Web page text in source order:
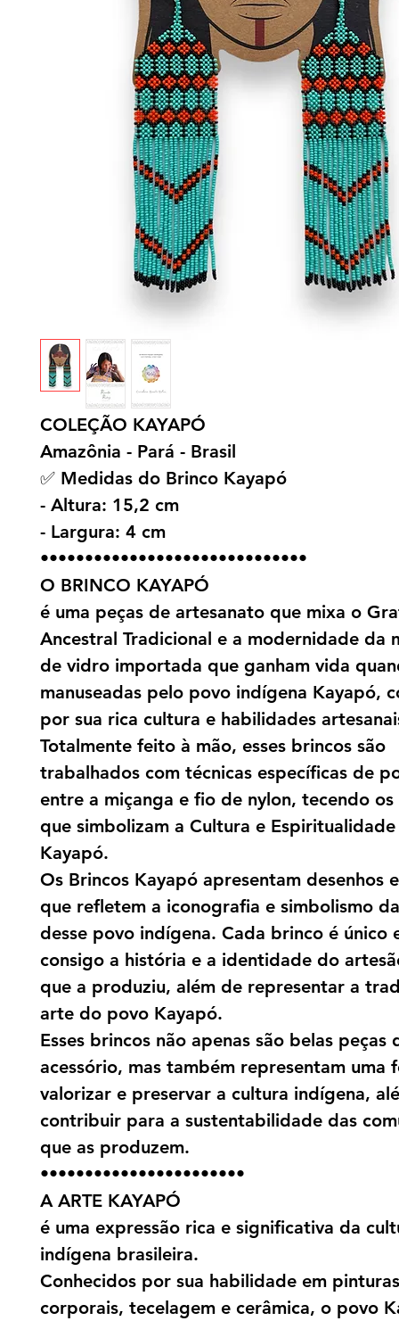
COLEÇÃO KAYAPÓ
Amazônia - Pará - Brasil
✅ Medidas do Brinco Kayapó
- Altura: 15,2 cm
- Largura: 4 cm
••••••••••••••••••••••••••••••
O BRINCO KAYAPÓ
é uma peças de artesanato que mixa o
Ancestral Tradicional e a modernidade da
de vidro importada que ganham vida
manuseadas pelo povo indígena Kayapó,
por sua rica cultura e habilidades
Totalmente feito à mão, esses brincos são
trabalhados com técnicas específicas de
entre a miçanga e fio de nylon, tecendo os
que simbolizam a Cultura e
Kayapó.
Os Brincos Kayapó apresentam desenhos
que refletem a iconografia e simbolismo
desse povo indígena. Cada brinco é único
consigo a história e a identidade do
que a produziu, além de representar a
arte do povo Kayapó.
Esses brincos não apenas são belas peças
acessório, mas também representam uma
valorizar e preservar a cultura indígena,
contribuir para a sustentabilidade das
que as produzem.
•••••••••••••••••••••••
A ARTE KAYAPÓ
é uma expressão rica e significativa da
indígena brasileira.
Conhecidos por sua habilidade em pinturas
corporais, tecelagem e cerâmica, o povo